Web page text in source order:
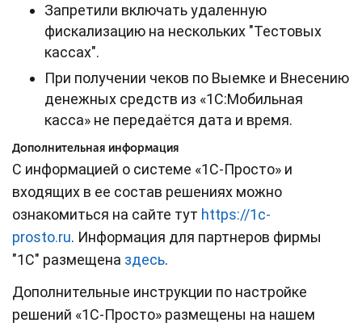
Запретили включать удаленную
фискализацию на нескольких "Тестовых
кассах".
При получении чеков по Выемке и Внесению
денежных средств из «1С:Мобильная
касса» не передаётся дата и время.
Дополнительная информация
С информацией о системе «1С-Просто» и
входящих в ее состав решениях можно
ознакомиться на сайте тут https://1c-
prosto.ru. Информация для партнеров фирмы
"1С" размещена здесь.
Дополнительные инструкции по настройке
решений «1С-Просто» размещены на нашем